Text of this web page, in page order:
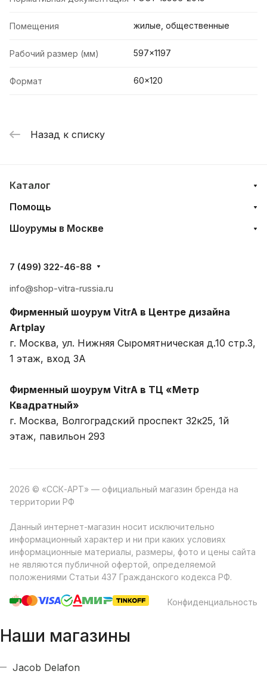
Помещения жилые, общественные
Рабочий размер (мм) 597x1197
Формат 60x120
Назад к списку
Каталог
Помощь
Шоурумы в Москве
7 (499) 322-46-88
info@shop-vitra-russia.ru
Фирменный шоурум VitrA в Центре дизайна
Artplay
г. Москва, ул. Нижняя Сыромятническая д.10 стр.3,
1 этаж, вход 3A
Фирменный шоурум VitrA в ТЦ «Метр
Квадратный»
г. Москва, Волгоградский проспект 32к25, 1й
этаж, павильон 293
2026 © «ССК-АРТ» — официальный магазин бренда на
территории РФ
Данный интернет-магазин носит исключительно
информационный характер и ни при каких условиях
информационные материалы, размеры, фото и цены сайта
не являются публичной офертой, определяемой
положениями Статьи 437 Гражданского кодекса РФ.
Конфиденциальность
Наши магазины
Jacob Delafon